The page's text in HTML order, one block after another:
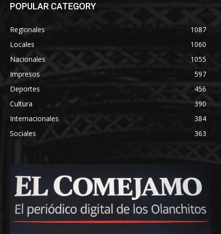
POPULAR CATEGORY
Regionales
1087
Locales
1060
Nacionales
1055
Impresos
597
Deportes
456
Cultura
390
Internacionales
384
Sociales
363